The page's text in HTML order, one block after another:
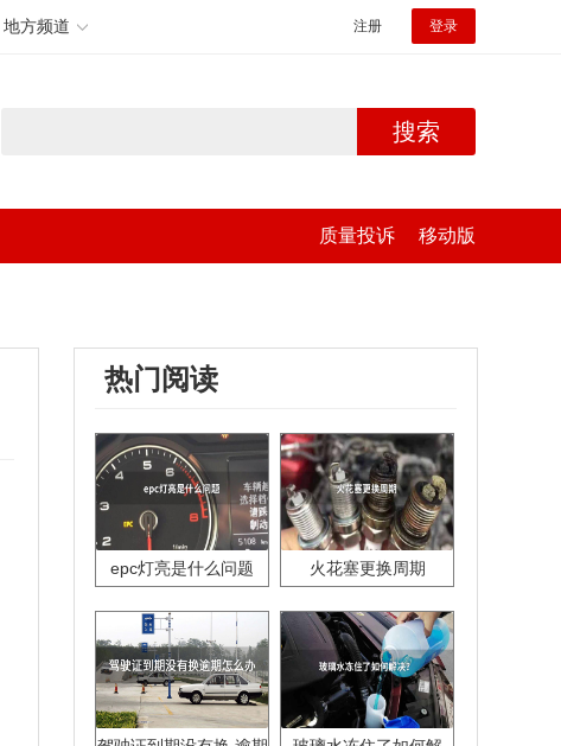
地方频道 注册 登录
搜索
质量投诉 移动版
热门阅读
epc灯亮是什么问题 火花塞更换周期